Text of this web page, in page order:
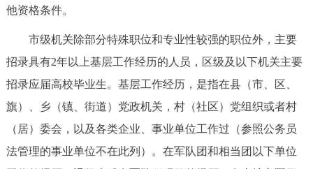
走进北京
北京概况 十六区概览 人文北京
绿色北京 图说北京 视频北京
多语种
ENGLISH 한국어
他资格条件。
市级机关除部分特殊职位和专业性较强的职位外，主要
招录具有2年以上基层工作经历的人员，区级及以下机关主要
招录应届高校毕业生。基层工作经历，是指在县（市、区、
旗）、乡（镇、街道）党政机关，村（社区）党组织或者村
（居）委会，以及各类企业、事业单位工作过（参照公务员
法管理的事业单位不在此列）。在军队团和相当团以下单位